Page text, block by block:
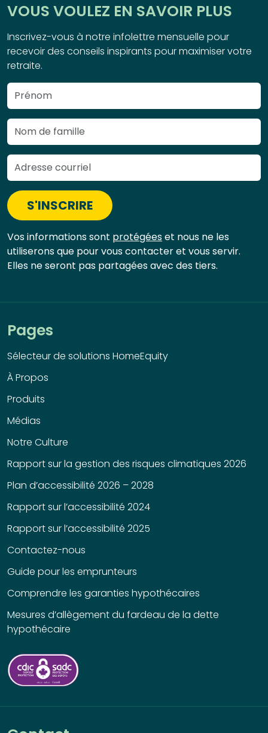
Pages
Sélecteur de solutions HomeEquity
À Propos
Produits
Médias
Notre Culture
Rapport sur la gestion des risques climatiques 2026
Plan d’accessibilité 2026 – 2028
Rapport sur l’accessibilité 2024
Rapport sur l’accessibilité 2025
Contactez-nous
Guide pour les emprunteurs
Comprendre les garanties hypothécaires
Mesures d’allègement du fardeau de la dette
hypothécaire
VOUS VOULEZ EN SAVOIR PLUS
Inscrivez-vous à notre infolettre mensuelle pour
recevoir des conseils inspirants pour maximiser votre
retraite.
S'INSCRIRE
Vos informations sont protégéeset nous ne les
utiliserons que pour vous contacter et vous servir.
Elles ne seront pas partagées avec des tiers.